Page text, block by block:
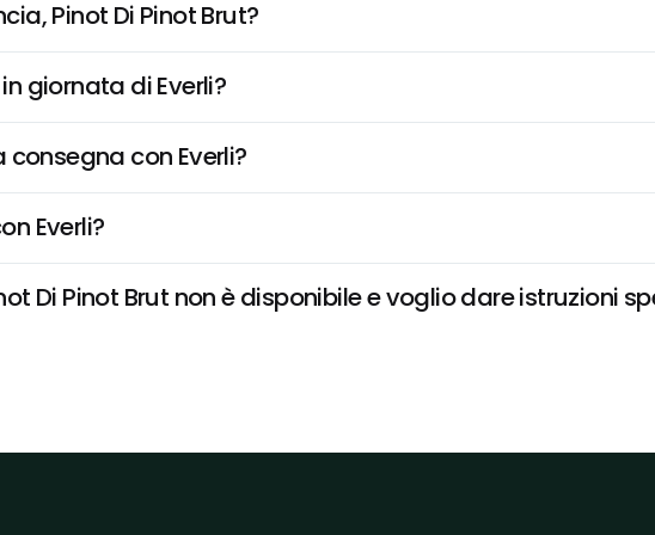
Pinot Di Pinot Brut?
giornata di Everli?
con Everli?
Everli?
Di Pinot Brut non è disponibile e voglio dare istruzioni